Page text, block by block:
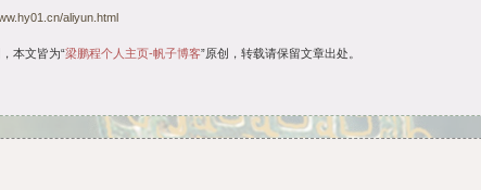
aliyun.html
本文皆为“梁鹏程个人主页-帆子博客”原创，转载请保留文章出处。